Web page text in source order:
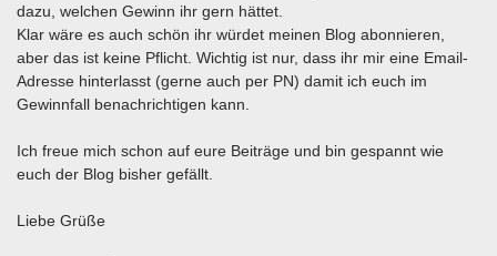
dazu, welchen Gewinn ihr gern hättet.
Klar wäre es auch schön ihr würdet meinen Blog abonnieren,
aber das ist keine Pflicht. Wichtig ist nur, dass ihr mir eine Email-
Adresse hinterlasst (gerne auch per PN) damit ich euch im
Gewinnfall benachrichtigen kann.
Ich freue mich schon auf eure Beiträge und bin gespannt wie
euch der Blog bisher gefällt.
Liebe Grüße